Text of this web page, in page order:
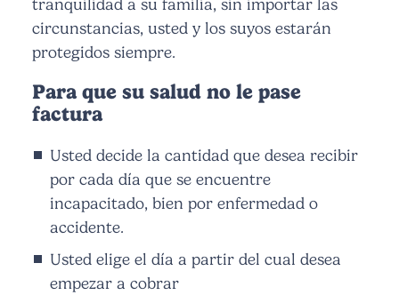
tranquilidad a su familia, sin importar las
circunstancias, usted y los suyos estarán
protegidos siempre.
Para que su salud no le pase
factura
Usted decide la cantidad que desea recibir
por cada día que se encuentre
incapacitado, bien por enfermedad o
accidente.
Usted elige el día a partir del cual desea
empezar a cobrar